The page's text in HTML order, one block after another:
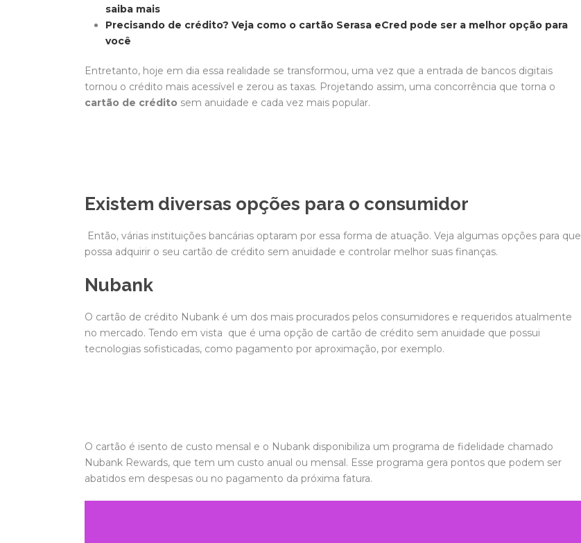
saiba mais
Precisando de crédito? Veja como o cartão Serasa eCred pode ser a melhor opção para
você
Entretanto, hoje em dia essa realidade se transformou, uma vez que a entrada de bancos digitais
tornou o crédito mais acessível e zerou as taxas. Projetando assim, uma concorrência que torna o
cartão de crédito sem anuidade e cada vez mais popular.
Existem diversas opções para o consumidor
Então, várias instituições bancárias optaram por essa forma de atuação. Veja algumas opções para que
possa adquirir o seu cartão de crédito sem anuidade e controlar melhor suas finanças.
Nubank
O cartão de crédito Nubank é um dos mais procurados pelos consumidores e requeridos atualmente
no mercado. Tendo em vista que é uma opção de cartão de crédito sem anuidade que possui
tecnologias sofisticadas, como pagamento por aproximação, por exemplo.
O cartão é isento de custo mensal e o Nubank disponibiliza um programa de fidelidade chamado
Nubank Rewards, que tem um custo anual ou mensal. Esse programa gera pontos que podem ser
abatidos em despesas ou no pagamento da próxima fatura.